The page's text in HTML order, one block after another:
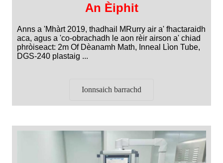
An Èiphit
Anns a 'Mhàrt 2019, thadhail MRurry air a' fhactaraidh
aca, agus a 'co-obrachadh le aon rèir airson a' chiad
phròiseact: 2m Of Dèanamh Math, Inneal Lìon Tube,
DGS-240 plastaig ...
Ionnsaich barrachd